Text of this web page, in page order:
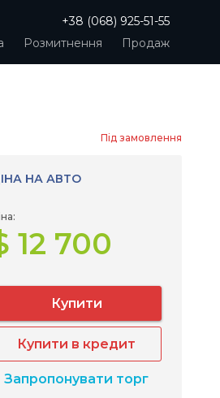
+38 (068) 925-51-55
Розмитнення Продаж
Під замовлення
НА АВТО
12 700
Купити
Купити в кредит
Запропонувати торг